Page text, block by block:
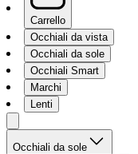
Carrello
Occhiali da vista
Occhiali da sole
Occhiali Smart
Marchi
Lenti
Occhiali da sole